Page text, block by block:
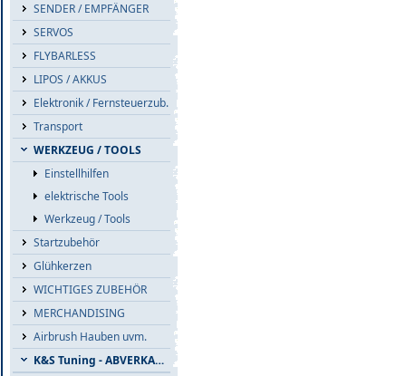
SENDER / EMPFÄNGER
SERVOS
FLYBARLESS
LIPOS / AKKUS
Elektronik / Fernsteuerzub.
Transport
WERKZEUG / TOOLS
Einstellhilfen
elektrische Tools
Werkzeug / Tools
Startzubehör
Glühkerzen
WICHTIGES ZUBEHÖR
MERCHANDISING
Airbrush Hauben uvm.
K&S Tuning - ABVERKAUF